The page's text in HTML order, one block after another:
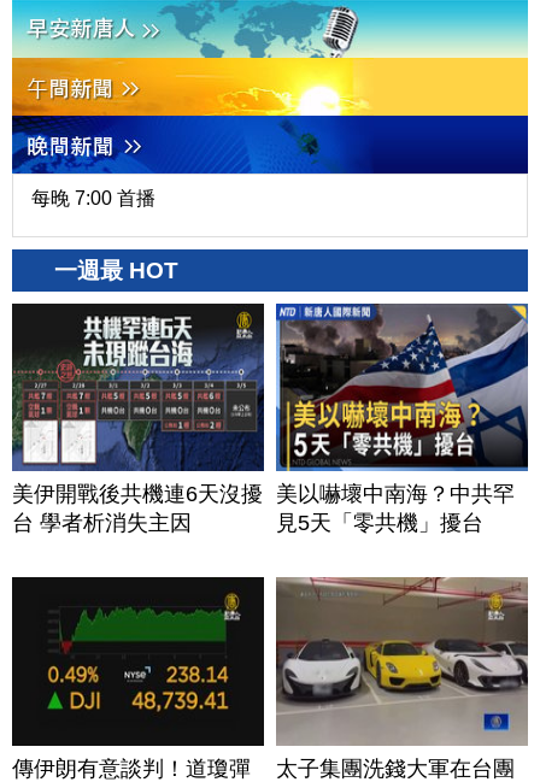
每晚 7:00 首播
一週最 HOT
美伊開戰後共機連6天沒擾
台 學者析消失主因
美以嚇壞中南海？中共罕
見5天「零共機」擾台
傳伊朗有意談判！道瓊彈
太子集團洗錢大軍在台團